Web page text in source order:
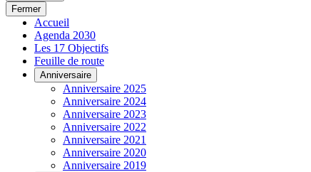
Fermer
Accueil
Agenda 2030
Les 17 Objectifs
Feuille de route
Anniversaire
Anniversaire 2025
Anniversaire 2024
Anniversaire 2023
Anniversaire 2022
Anniversaire 2021
Anniversaire 2020
Anniversaire 2019